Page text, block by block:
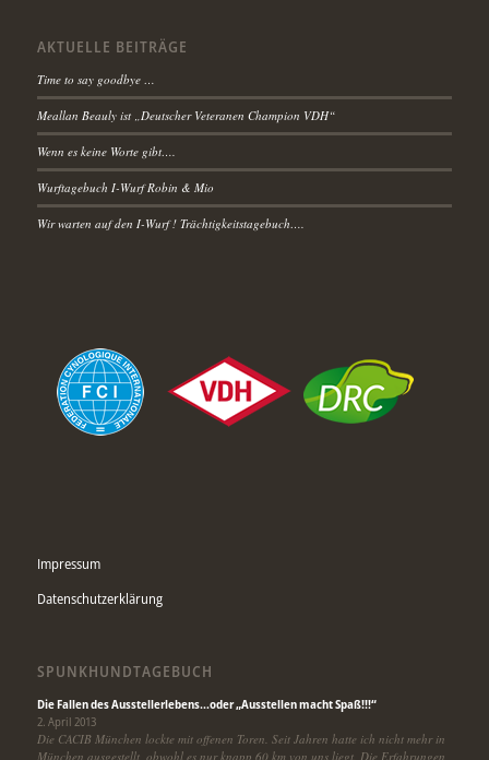
AKTUELLE BEITRÄGE
Time to say goodbye …
Meallan Beauly ist „Deutscher Veteranen Champion VDH“
Wenn es keine Worte gibt….
Wurftagebuch I-Wurf Robin & Mio
Wir warten auf den I-Wurf ! Trächtigkeitstagebuch….
Impressum
Datenschutzerklärung
SPUNKHUNDTAGEBUCH
Die Fallen des Ausstellerlebens…oder „Ausstellen macht Spaß!!!“
2. April 2013
Die CACIB München lockte mit offenen Toren. Seit Jahren hatte ich nicht mehr in
München ausgestellt, obwohl es nur knapp 60 km von uns liegt. Die Erfahrungen